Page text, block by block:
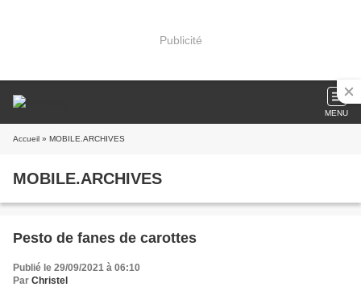
Publicité
MENU
Accueil » MOBILE.ARCHIVES
MOBILE.ARCHIVES
Pesto de fanes de carottes
Publié le 29/09/2021 à 06:10
Par Christel